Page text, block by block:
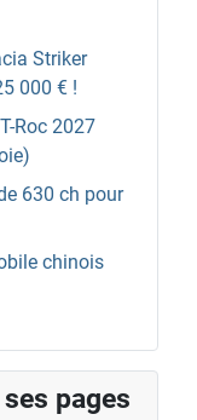
Striker
000 € !
Roc 2027
630 ch pour
chinois
pages